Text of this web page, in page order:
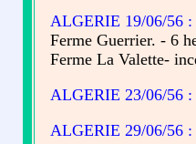
ALGERIE 19/06/56 :
Ferme Guerrier. - 6
Ferme La Valette-
ALGERIE 23/06/56 :
ALGERIE 29/06/56 :